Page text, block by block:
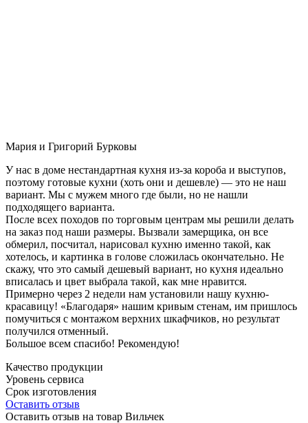
Мария и Григорий Бурковы
У нас в доме нестандартная кухня из-за короба и выступов,
поэтому готовые кухни (хоть они и дешевле) — это не наш
вариант. Мы с мужем много где были, но не нашли
подходящего варианта.
После всех походов по торговым центрам мы решили делать
на заказ под наши размеры. Вызвали замерщика, он все
обмерил, посчитал, нарисовал кухню именно такой, как
хотелось, и картинка в голове сложилась окончательно. Не
скажу, что это самый дешевый вариант, но кухня идеально
вписалась и цвет выбрала такой, как мне нравится.
Примерно через 2 недели нам установили нашу кухню-
красавицу! «Благодаря» нашим кривым стенам, им пришлось
помучиться с монтажом верхних шкафчиков, но результат
получился отменный.
Большое всем спасибо! Рекомендую!
Качество продукции
Уровень сервиса
Срок изготовления
Оставить отзыв
Оставить отзыв на товар Вильчек